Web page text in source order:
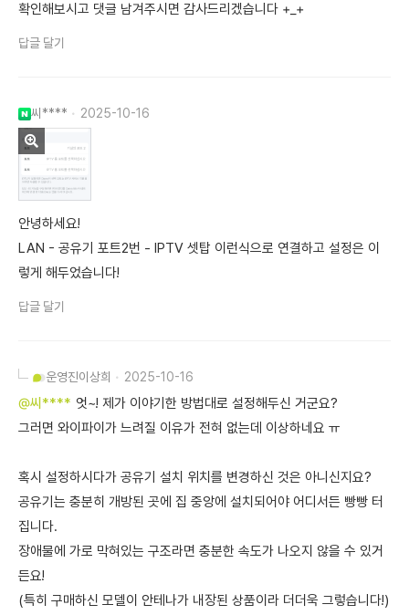
확인해보시고 댓글 남겨주시면 감사드리겠습니다 +_+
답글 달기
씨**** 2025-10-16
안녕하세요!
LAN - 공유기 포트2번 - IPTV 셋탑 이런식으로 연결하고 설정은 이
렇게 해두었습니다!
답글 달기
운영진이상희 2025-10-16
@씨**** 엇~! 제가 이야기한 방법대로 설정해두신 거군요?
그러면 와이파이가 느려질 이유가 전혀 없는데 이상하네요 ㅠ
혹시 설정하시다가 공유기 설치 위치를 변경하신 것은 아니신지요?
공유기는 충분히 개방된 곳에 집 중앙에 설치되어야 어디서든 빵빵 터
집니다.
장애물에 가로 막혀있는 구조라면 충분한 속도가 나오지 않을 수 있거
든요!
(특히 구매하신 모델이 안테나가 내장된 상품이라 더더욱 그렇습니다!)